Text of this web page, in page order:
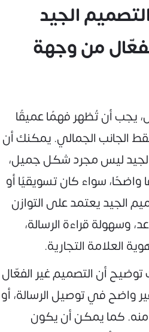
الجيد
من وجهة
يجب أن تُظهر فهمًا عميقًا
الجانب الجمالي. يمكنك أن
الجيد ليس مجرد شكل جميل،
سواء كان تسويقيًا أو
الجيد يعتمد على التوازن
وسهولة قراءة الرسالة،
العلامة التجارية.
توضيح أن التصميم غير الفعّال
واضح في توصيل الرسالة، أو
كما يمكن أن يكون